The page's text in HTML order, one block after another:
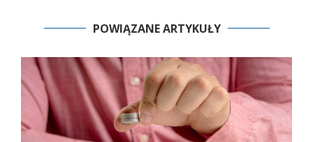
POWIĄZANE ARTYKUŁY